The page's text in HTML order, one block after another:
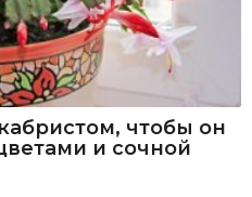
чтобы он
и сочной